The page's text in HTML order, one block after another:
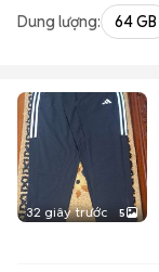
Dung lượng: 64 GB
32 giây trước 5